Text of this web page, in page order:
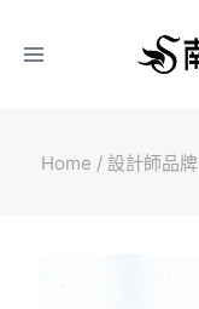
Home / 設計師品牌